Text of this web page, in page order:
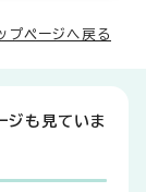
プページへ戻る
ジも見ていま